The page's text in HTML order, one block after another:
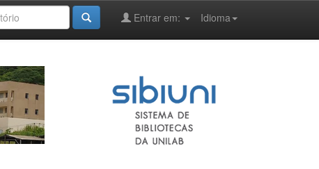
Idioma
Entrar em: